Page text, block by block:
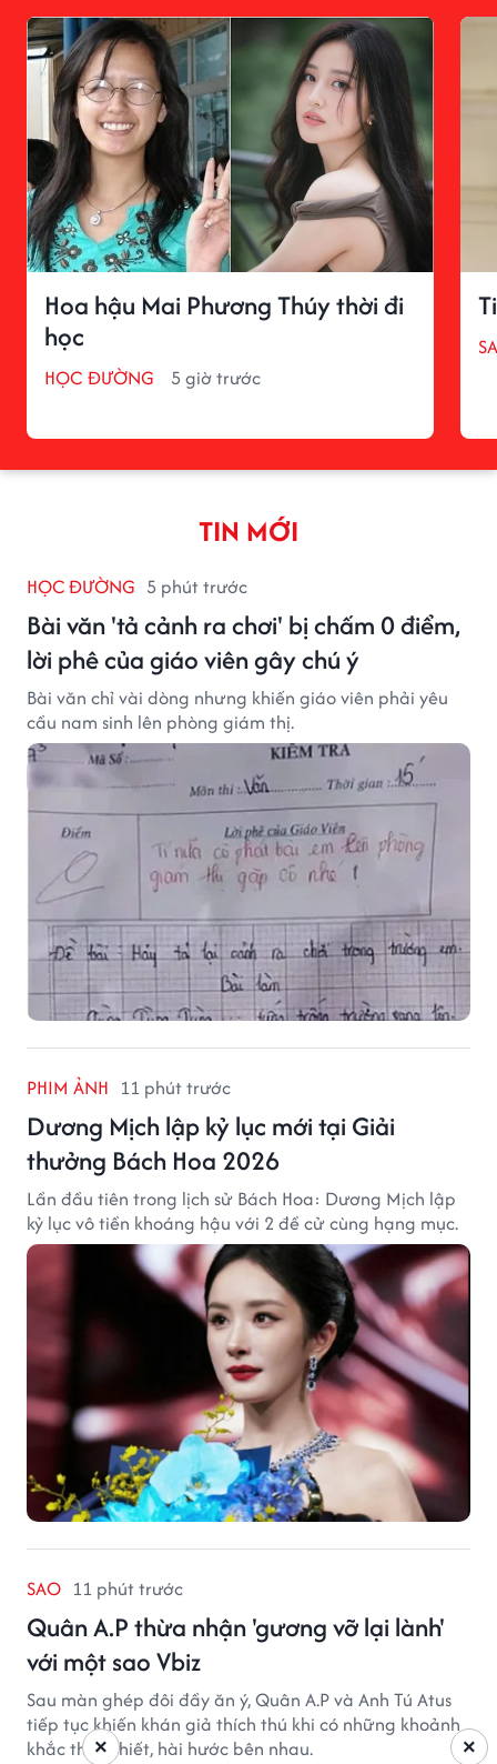
Hoa hậu Mai Phương Thúy thời đi
học
HỌC ĐƯỜNG 5 giờ trước
TIN MỚI
HỌC ĐƯỜNG 5 phút trước
Bài văn 'tả cảnh ra chơi' bị chấm 0 điểm,
lời phê của giáo viên gây chú ý
Bài văn chỉ vài dòng nhưng khiến giáo viên phải yêu
cầu nam sinh lên phòng giám thị.
PHIM ẢNH 11 phút trước
Dương Mịch lập kỷ lục mới tại Giải
thưởng Bách Hoa 2026
Lần đầu tiên trong lịch sử Bách Hoa: Dương Mịch lập
kỷ lục vô tiền khoáng hậu với 2 đề cử cùng hạng mục.
SAO 11 phút trước
Quân A.P thừa nhận 'gương vỡ lại lành'
với một sao Vbiz
Sau màn ghép đôi đầy ăn ý, Quân A.P và Anh Tú Atus
tiếp tục khiến khán giả thích thú khi có những khoảnh
khắc thân thiết, hài hước bên nhau.
×
×